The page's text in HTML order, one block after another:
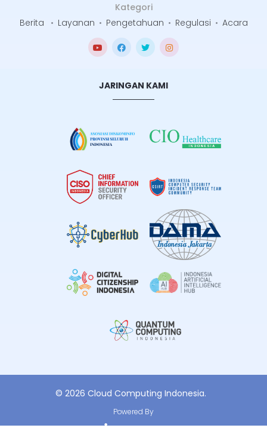
Kategori
Berita
• Layanan • Pengetahuan • Regulasi • Acara
JARINGAN KAMI
© 2026 Cloud Computing Indonesia.
Powered By